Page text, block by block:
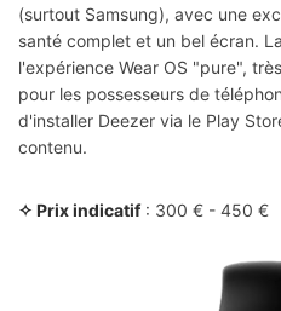
(surtout Samsung), avec une
santé complet et un bel écran.
l'expérience Wear OS "pure",
pour les possesseurs de
d'installer Deezer via le Play
contenu.
✧ Prix indicatif: 300 € - 450 €